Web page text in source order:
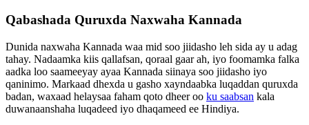
Qabashada Quruxda Naxwaha Kannada
Dunida naxwaha Kannada waa mid soo jiidasho leh sida ay u adag
tahay. Nadaamka kiis qallafsan, qoraal gaar ah, iyo foomamka falka
aadka loo saameeyay ayaa Kannada siinaya soo jiidasho iyo
qaninimo. Markaad dhexda u gasho xayndaabka luqaddan quruxda
badan, waxaad helaysaa faham qoto dheer oo ku saabsan kala
duwanaanshaha luqadeed iyo dhaqameed ee Hindiya.